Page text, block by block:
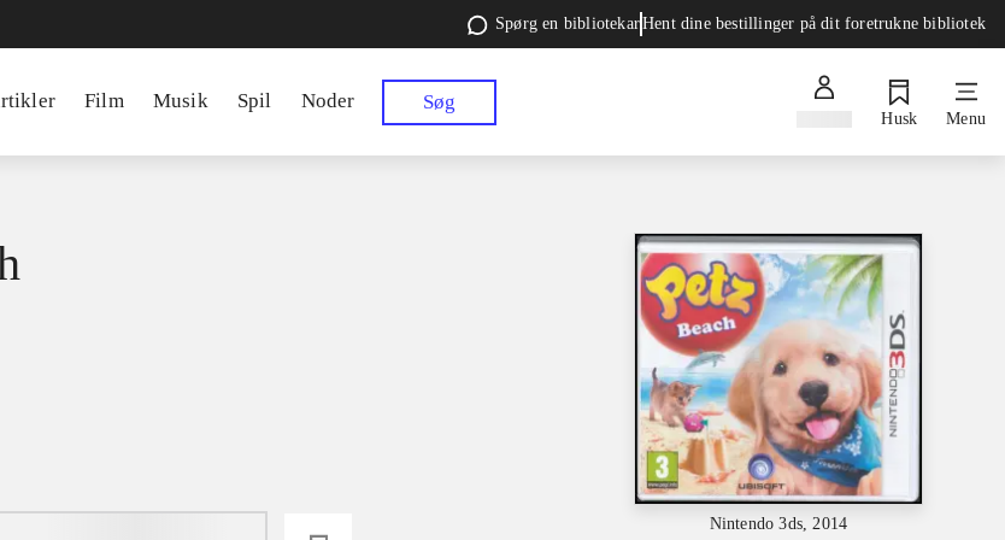
Spørg en bibliotekarHent dine bestillinger på dit foretrukne bibliotek
Film Musik Spil Noder Søg
Husk Menu
Nintendo 3ds, 2014